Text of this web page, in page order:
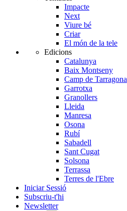
Impacte
Next
Viure bé
Criar
El món de la tele
Edicions
Catalunya
Baix Montseny
Camp de Tarragona
Garrotxa
Granollers
Lleida
Manresa
Osona
Rubí
Sabadell
Sant Cugat
Solsona
Terrassa
Terres de l'Ebre
Iniciar Sessió
Subscriu-t'hi
Newsletter